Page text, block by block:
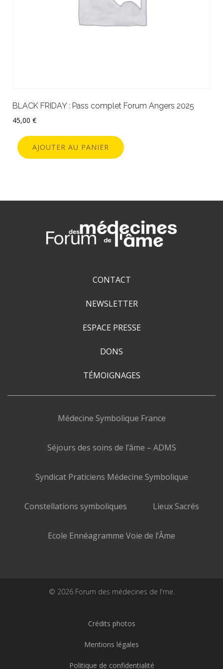
BLACK FRIDAY : Pass complet Forum Angers 2025
45,00 €
AJOUTER AU PANIER
CONTACT
NEWSLETTER
ESPACE PRESSE
DONS
TÉMOIGNAGES
Médecine Symbolique France
Séjours des soins de l’âme – ADMS
Syndicat Praticiens Médecine Symbolique
Constellations symboliques Lieux Sacrés
Ecole Ennéagramme Voie de l’Âme
© 2026 Forum des médecines de l'me.
Crédits photos
Mentions légales
Politique de confidentialité